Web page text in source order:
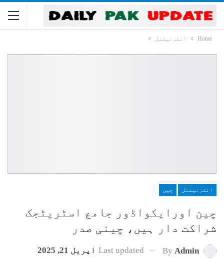
Home انٹرنیشنل
انٹرنیشنل چین
چین اورایکواڈور جامع اسٹریٹجک
شراکت دار ہیں، چینی صدر
By Admin
Last updated اپریل 21, 2025